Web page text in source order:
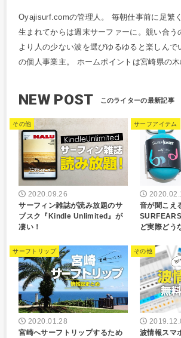
Oyajisurf.comの管理人。 毎朝仕事前に足繁
生まれてからは週末サーファーに。競い合う
より人の少ない波を選びゆるゆると楽しんで
の個人事業主。 ホームポイントは宮崎県の木
NEW POST
その他
2020.09.26
サーフィン雑誌が読み放題のサ
ブスク『Kindle Unlimited』が
凄い！
サーフアイテム
音が聞こえ
ど実際どう
サーフトリップ
2020.01.28
宮崎へサーフトリップするため
その他
波情報スマ